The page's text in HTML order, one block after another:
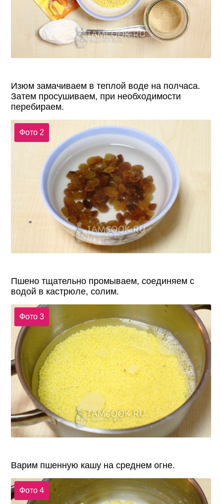
Изюм замачиваем в теплой воде на полчаса.
Затем просушиваем, при необходимости
перебираем.
Фото 2
Пшено тщательно промываем, соединяем с
водой в кастрюле, солим.
Фото 3
Варим пшенную кашу на среднем огне.
Фото 4